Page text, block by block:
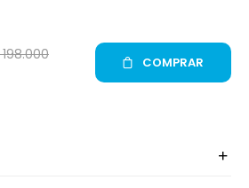
198.000 COMPRAR